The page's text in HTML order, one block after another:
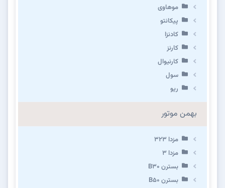
موهاوی
پیکانتو
کادنزا
کارنز
کارنیوال
سول
ریو
بهمن موتور
مزدا ۳۲۳
مزدا ۳
بسترن B۳۰
بسترن B۵۰